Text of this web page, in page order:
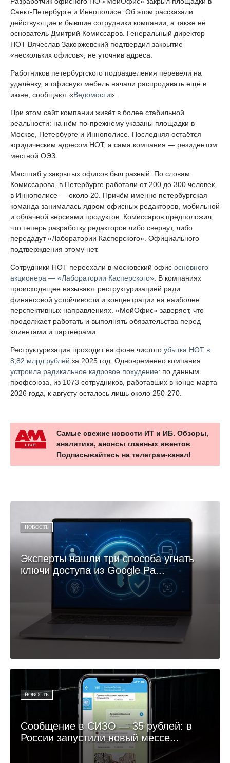
Санкт-Петербурге и Иннополисе. Об этом рассказали
действующие и бывшие сотрудники компании, а также её
основатель Дмитрий Комиссаров. Генеральный директор
НОТ Вячеслав Закоржевский подтвердил закрытие
«нескольких офисов», не уточнив адреса.
Работников петербургского подразделения перевели на
удалёнку, а офисную мебель начали распродавать ещё в
июне, сообщают «Ведомости».
При этом сайт компании живёт в более стабильной
реальности: на нём по-прежнему указаны площадки в
Москве, Петербурге и Иннополисе. Последняя остаётся
юридическим адресом НОТ, а сама компания — резидентом
местной ОЭЗ.
Масштаб у закрытых офисов был разный. По словам
Комиссарова, в Петербурге работали от 200 до 300 человек,
в Иннополисе — около 20. Причём именно петербургская
команда занималась ядром офисных редакторов, мобильной
и облачной версиями продуктов. Комиссаров предположил,
что теперь разработку редакторов либо свернут, либо
передадут «Лаборатории Касперского». Официального
подтверждения этому нет.
Сотрудники НОТ переехали в московский офис основного
акционера — «Лаборатории Касперского». В компаниях
происходящее называют реструктуризацией ради
финансовой устойчивости и концентрации на наиболее
перспективных направлениях. «МойОфис» заверяет, что
продолжает работать и выполнять обязательства перед
клиентами и партнёрами.
Реструктуризация проходит на фоне чистого убытка НОТ в
8,82 млрд рублей за 2025 год. Одновременно компания
устроила радикальное кадровое похудение: по данным
профсоюза, из 1073 сотрудников, работавших в конце марта
2026 года, к августу осталось лишь около 250-270.
Самые свежие новости ИТ и ИБ. Обзоры,
аналитика, анонсы главных ивентов
Подписывайтесь на телеграм-канал!
НОВОСТЬ
Эксперты нашли три способа угнать
ключи доступа из Google Pa...
НОВОСТЬ
Сообщение в СИЗО — 35 рублей: в
России запустили новый мессе...